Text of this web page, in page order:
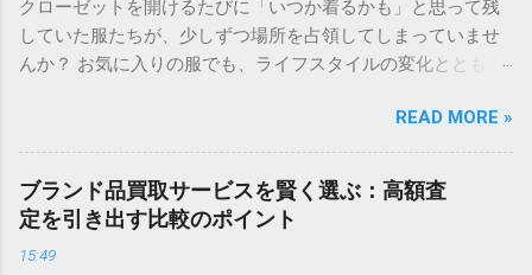
クローゼットを開けるたびに「いつか着るかも」と思って残
していた服たちが、少しずつ場所を占領してしまっていませ
んか？ お気に入りの服でも、ライフスタイルの変化ととも
ますよね。無理に捨てる必要はありませんが、新しい服を迎
えるスペースを空けておくと、日々の暮らしが驚くほど軽や
かになります。 もし、眠っている洋服を整えて手放すことを
検討されているなら、手軽に状態を確認できるサービスを利
用するのがおすすめです。 ＞ [自分に合った手放し方をチェ
ックしてみる] ＜ 家の中を見渡したとき、いつか使うかもし
READ MORE »
ブランド品買取サービスを賢く選ぶ：高額査
定を引き出す比較のポイント
15:49